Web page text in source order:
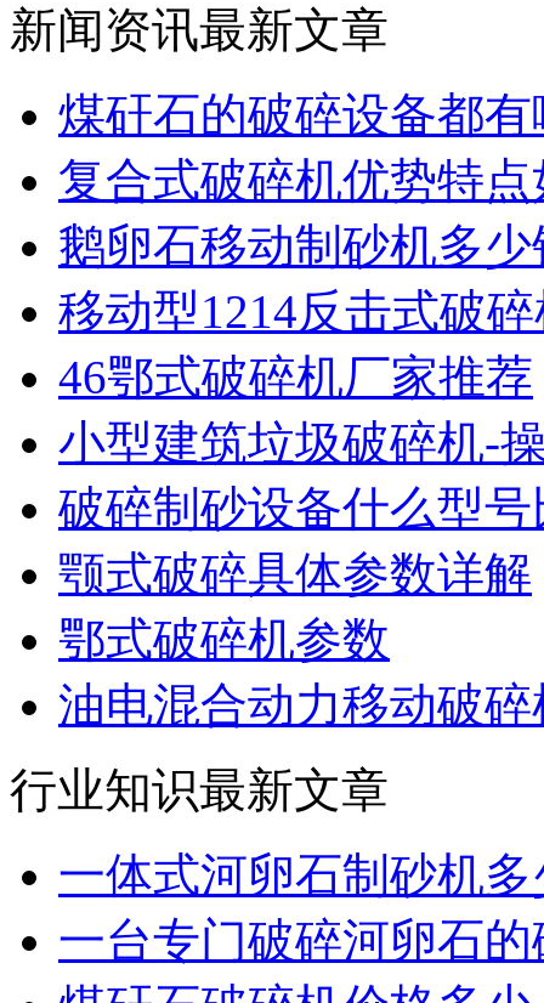
新闻资讯最新文章
煤矸石的破碎设备都
复合式破碎机优势特
鹅卵石移动制砂机多
移动型1214反击式破
46鄂式破碎机厂家推荐
小型建筑垃圾破碎机-
破碎制砂设备什么型
颚式破碎具体参数详解
鄂式破碎机参数
油电混合动力移动破
行业知识最新文章
一体式河卵石制砂机
一台专门破碎河卵石